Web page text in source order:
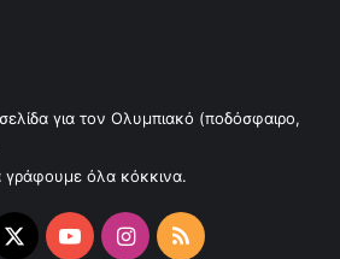
για τον Ολυμπιακό (ποδόσφαιρο,
γράφουμε όλα κόκκινα.
X YouTubeInstagram
RSS